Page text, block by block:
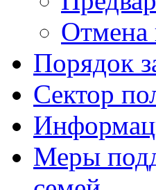
Отмена
Порядок
Сектор
Меры